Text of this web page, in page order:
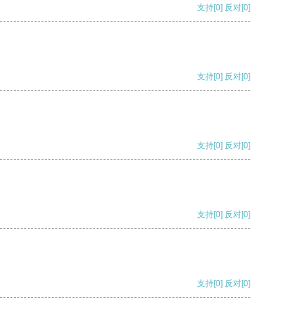
支持[0] 反对[0]
支持[0] 反对[0]
支持[0] 反对[0]
支持[0] 反对[0]
支持[0] 反对[0]